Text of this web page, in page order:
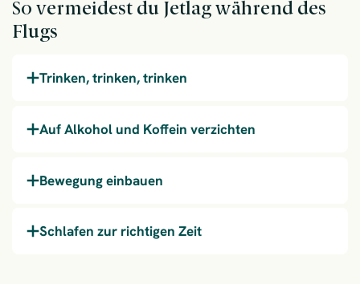
So vermeidest du Jetlag während des
Flugs
Trinken, trinken, trinken
Auf Alkohol und Koffein verzichten
Bewegung einbauen
Schlafen zur richtigen Zeit